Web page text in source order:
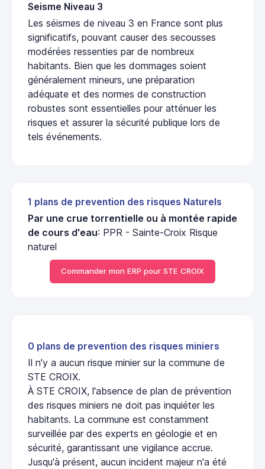
Seisme Niveau 3
Les séismes de niveau 3 en France sont plus
significatifs, pouvant causer des secousses
modérées ressenties par de nombreux
habitants. Bien que les dommages soient
généralement mineurs, une préparation
adéquate et des normes de construction
robustes sont essentielles pour atténuer les
risques et assurer la sécurité publique lors de
tels événements.
1 plans de prevention des risques Naturels
Par une crue torrentielle ou à montée rapide
de cours d'eau: PPR - Sainte-Croix Risque
naturel
Commander mon ERP pour STE CROIX
0 plans de prevention des risques miniers
Il n'y a aucun risque minier sur la commune de
STE CROIX.
À STE CROIX, l'absence de plan de prévention
des risques miniers ne doit pas inquiéter les
habitants. La commune est constamment
surveillée par des experts en géologie et en
sécurité, garantissant une vigilance accrue.
Jusqu'à présent, aucun incident majeur n'a été